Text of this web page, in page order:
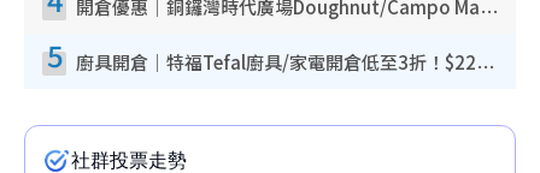
開倉優惠｜銅鑼灣時代廣場Doughnut/Campo Marzio開倉低至1折！背囊、書包、手袋劈價$200起
5 廚具開倉｜特福Tefal廚具/家電開倉低至3折！$220起買平底鍋/炒鑊/湯煲！電飯煲/吸塵機/燙斗$418起